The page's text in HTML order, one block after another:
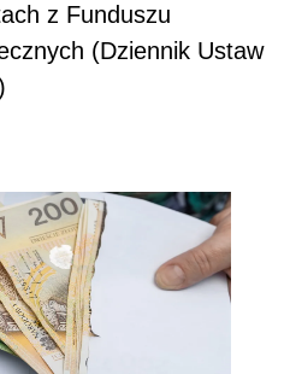
z Funduszu
(Dziennik Ustaw